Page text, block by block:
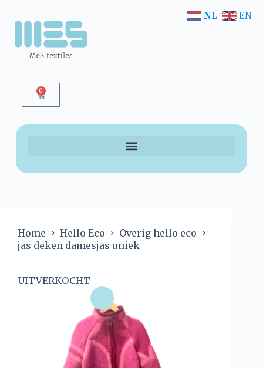
0
Home Hello Eco
Overig hello eco
jas deken damesjas uniek
UITVERKOCHT
NL EN